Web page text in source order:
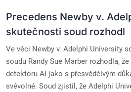
Precedens Newby v.
skutečnosti soud rozhodl
Ve věci Newby v. Adelphi University
soudu Randy Sue Marber rozhodla,
detektoru AI jako s přesvědčivým
svévolné. Soud zjistil, že Adelphi